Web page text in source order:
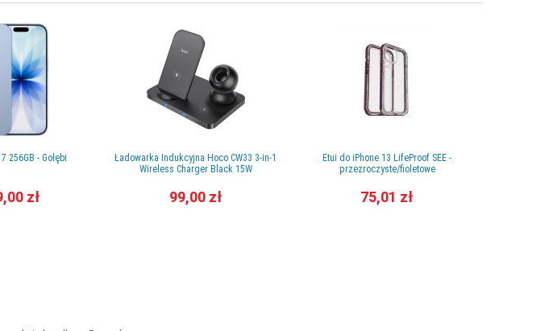
256GB - Gołębi
zł
Ładowarka Indukcyjna Hoco CW33 3-in-1
Wireless Charger Black 15W
99,00 zł
Etui do iPhone 13 LifeProof SEE -
przezroczyste/fioletowe
75,01 zł